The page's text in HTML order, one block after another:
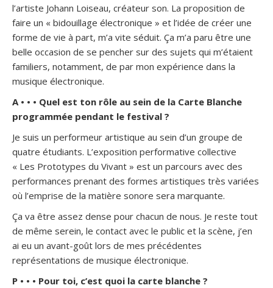
l’artiste Johann Loiseau, créateur son. La proposition de
faire un « bidouillage électronique » et l’idée de créer une
forme de vie à part, m’a vite séduit. Ça m’a paru être une
belle occasion de se pencher sur des sujets qui m’étaient
familiers, notamment, de par mon expérience dans la
musique électronique.
A • • • Quel est ton rôle au sein de la Carte Blanche
programmée pendant le festival ?
Je suis un performeur artistique au sein d’un groupe de
quatre étudiants. L’exposition performative collective
« Les Prototypes du Vivant » est un parcours avec des
performances prenant des formes artistiques très variées
où l’emprise de la matière sonore sera marquante.
Ça va être assez dense pour chacun de nous. Je reste tout
de même serein, le contact avec le public et la scène, j’en
ai eu un avant-goût lors de mes précédentes
représentations de musique électronique.
P • • • Pour toi, c’est quoi la carte blanche ?